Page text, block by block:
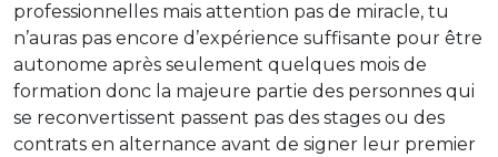
professionnelles mais attention pas de miracle, tu
n’auras pas encore d’expérience suffisante pour être
autonome après seulement quelques mois de
formation donc la majeure partie des personnes qui
se reconvertissent passent pas des stages ou des
contrats en alternance avant de signer leur premier